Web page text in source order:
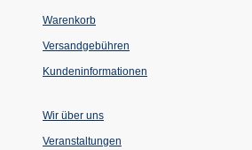
Warenkorb
Versandgebühren
Kundeninformationen
Wir über uns
Veranstaltungen